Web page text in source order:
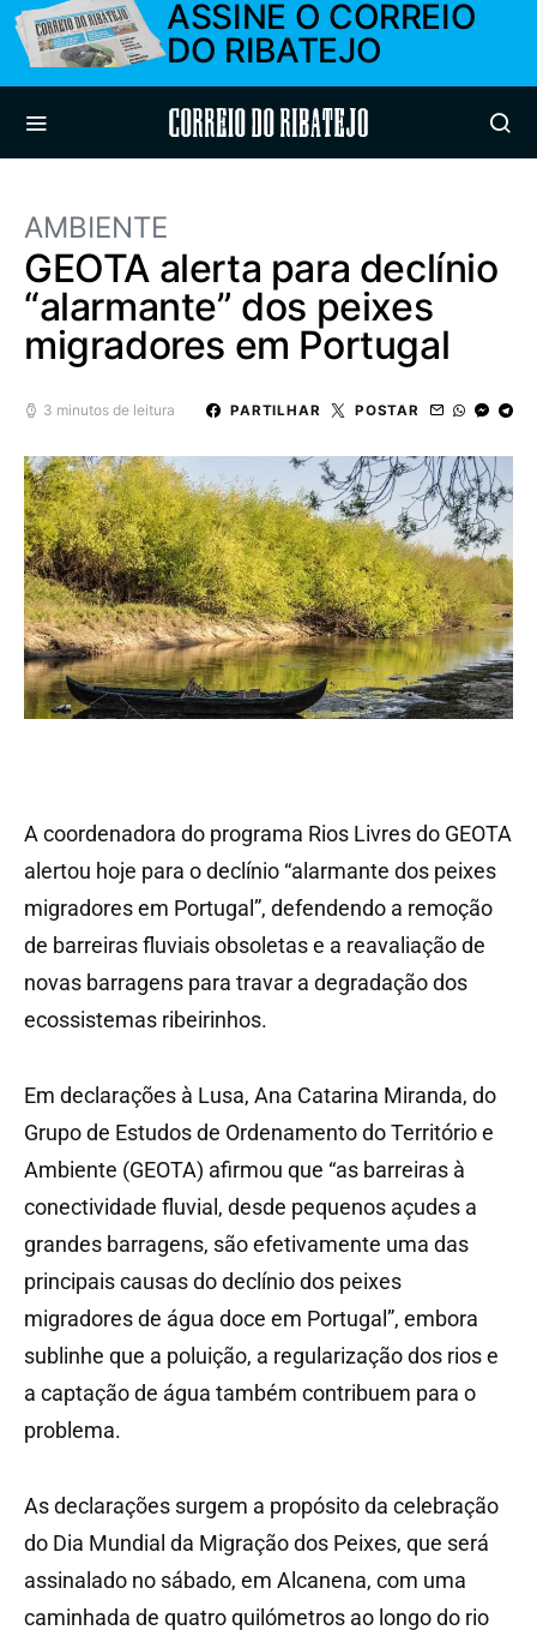
ASSINE O CORREIO
DO RIBATEJO
Correio do Ribatejo
AMBIENTE
GEOTA alerta para declínio
“alarmante” dos peixes
migradores em Portugal
3 minutos de leitura PARTILHAR POSTAR
A coordenadora do programa Rios Livres do GEOTA
alertou hoje para o declínio “alarmante dos peixes
migradores em Portugal”, defendendo a remoção
de barreiras fluviais obsoletas e a reavaliação de
novas barragens para travar a degradação dos
ecossistemas ribeirinhos.
Em declarações à Lusa, Ana Catarina Miranda, do
Grupo de Estudos de Ordenamento do Território e
Ambiente (GEOTA) afirmou que “as barreiras à
conectividade fluvial, desde pequenos açudes a
grandes barragens, são efetivamente uma das
principais causas do declínio dos peixes
migradores de água doce em Portugal”, embora
sublinhe que a poluição, a regularização dos rios e
a captação de água também contribuem para o
problema.
As declarações surgem a propósito da celebração
do Dia Mundial da Migração dos Peixes, que será
assinalado no sábado, em Alcanena, com uma
caminhada de quatro quilómetros ao longo do rio